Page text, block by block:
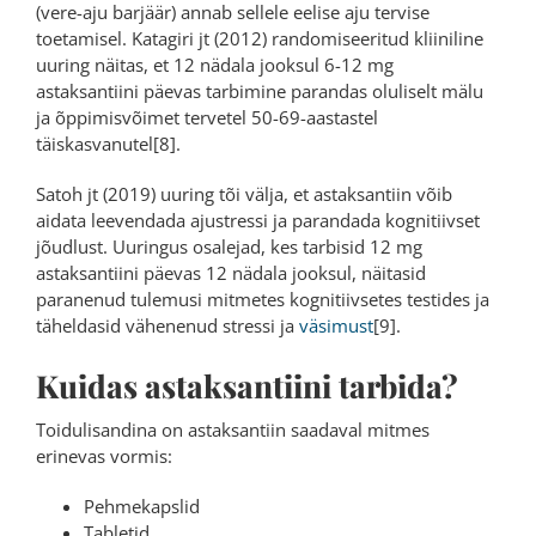
(vere-aju barjäär) annab sellele eelise aju tervise
toetamisel. Katagiri jt (2012) randomiseeritud kliiniline
uuring näitas, et 12 nädala jooksul 6-12 mg
astaksantiini päevas tarbimine parandas oluliselt mälu
ja õppimisvõimet tervetel 50-69-aastastel
täiskasvanutel[8].
Satoh jt (2019) uuring tõi välja, et astaksantiin võib
aidata leevendada ajustressi ja parandada kognitiivset
jõudlust. Uuringus osalejad, kes tarbisid 12 mg
astaksantiini päevas 12 nädala jooksul, näitasid
paranenud tulemusi mitmetes kognitiivsetes testides ja
täheldasid vähenenud stressi ja väsimust[9].
Kuidas astaksantiini tarbida?
Toidulisandina on astaksantiin saadaval mitmes
erinevas vormis:
Pehmekapslid